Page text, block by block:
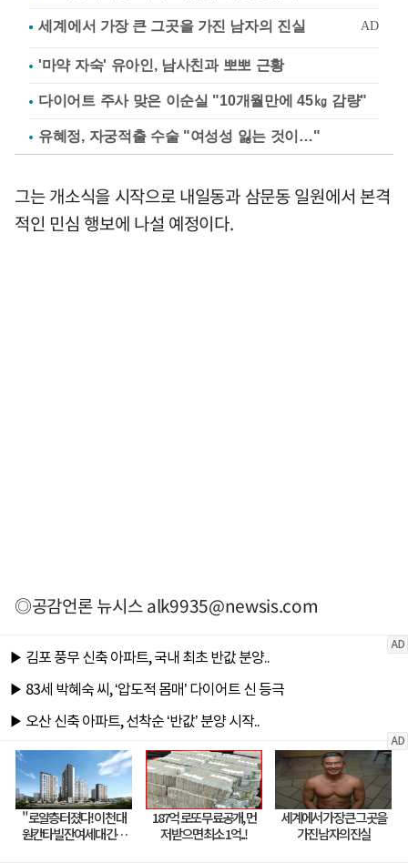
'마약 자숙' 유아인, 남사친과 뽀뽀 근황
다이어트 주사 맞은 이순실 "10개월만에 45㎏ 감량"
유혜정, 자궁적출 수술 "여성성 잃는 것이…"
그는 개소식을 시작으로 내일동과 삼문동 일원에서 본격
적인 민심 행보에 나설 예정이다.
◎공감언론 뉴시스alk9935@newsis.com